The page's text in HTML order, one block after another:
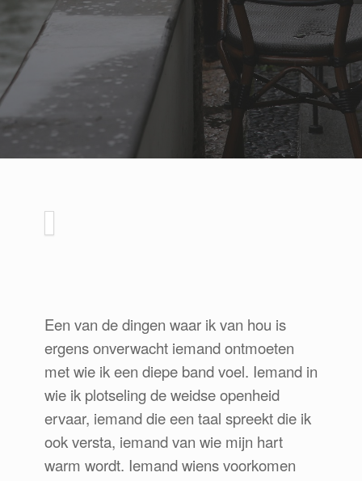
Een van de dingen waar ik van hou is
ergens onverwacht iemand ontmoeten
met wie ik een diepe band voel. Iemand in
wie ik plotseling de weidse openheid
ervaar, iemand die een taal spreekt die ik
ook versta, iemand van wie mijn hart
warm wordt. Iemand wiens voorkomen